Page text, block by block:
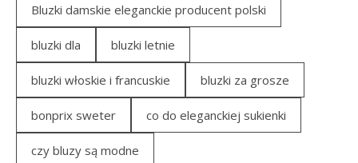
Bluzki damskie eleganckie producent polski
bluzki dla bluzki letnie
bluzki włoskie i francuskie bluzki za grosze
bonprix sweter co do eleganckiej sukienki
czy bluzy są modne